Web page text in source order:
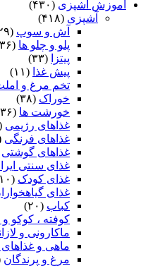
آموزش آشپزی (۴۳۰)
آشپزی (۴۱۸)
آش و سوپ (۲۹)
پلو و چلو ها (۳۶)
پیتزا
(۳۳)
پیش غذا (۱۱)
تخم مرغ و
خوراک (۳۸)
خورشت ها (۳۶)
غذاهای رژیمی
غذاهای فرنگی
غذاهای گوشتی
غذای سنتی
غذای کودک (۱۰)
غذای
کباب (۲۰)
کوفته ، کوکو و
ماکارونی و
ماهی و غذاهای
مرغ و پرندگان